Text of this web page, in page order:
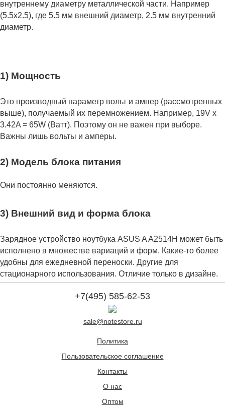
внутреннему диаметру металлической части. Например
(5.5x2.5), где 5.5 мм внешний диаметр, 2.5 мм внутренний
диаметр.
1) Мощность
Это производный параметр вольт и ампер (рассмотренных
выше), получаемый их перемножением. Например, 19V x
3.42A = 65W (Ватт). Поэтому он не важен при выборе.
Важны лишь вольты и амперы.
2) Модель блока питания
Они постоянно меняются.
3) Внешний вид и форма блока
Зарядное устройство ноутбука ASUS A A2514H может быть
исполнено в множестве вариаций и форм. Какие-то более
удобны для ежедневной переноски. Другие для
стационарного использования. Отличие только в дизайне.
+7(495) 585-62-53
sale@notestore.ru
Политика
Пользовательское соглашение
Контакты
О нас
Оптом